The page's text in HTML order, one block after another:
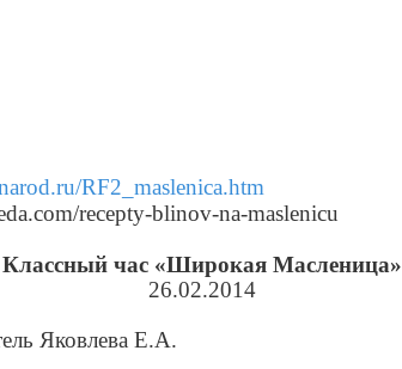
.ru/RF2_ maslenica.htm
recepty-blinov-na-maslenicu
Классный час «Широкая Масленица»
26.02.2014
Яковлева Е.А.